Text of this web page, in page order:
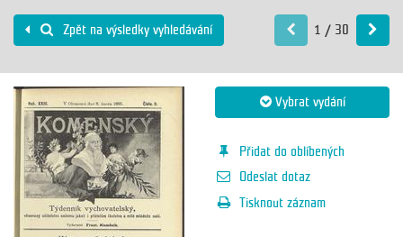
Zpět na výsledky vyhledávání 1 / 30
Vybrat vydání
Přidat do oblíbených
Odeslat dotaz
Tisknout záznam